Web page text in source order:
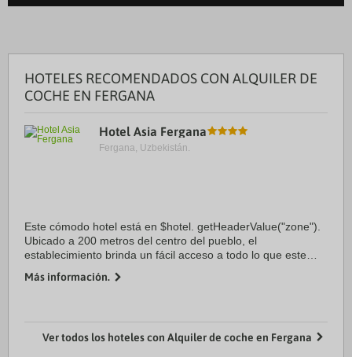
HOTELES RECOMENDADOS CON ALQUILER DE
COCHE EN FERGANA
Hotel Asia Fergana
Fergana, Uzbekistán.
Este cómodo hotel está en $hotel. getHeaderValue("zone").
Ubicado a 200 metros del centro del pueblo, el
establecimiento brinda un fácil acceso a todo lo que este
aeropuerto a 5. 0 km. Los 99 ...
Más información.
Ver todos los hoteles con Alquiler de coche en Fergana